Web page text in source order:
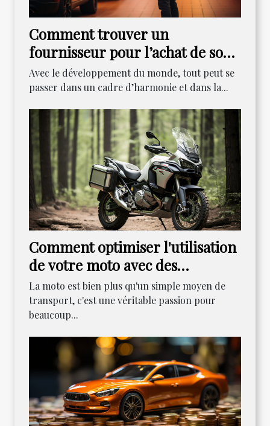
Comment trouver un
fournisseur pour l’achat de son
véhicule ?
Avec le développement du monde, tout peut se
passer dans un cadre d’harmonie et dans la...
Comment optimiser l'utilisation
de votre moto avec des
accessoires appropriés
La moto est bien plus qu'un simple moyen de
transport, c'est une véritable passion pour
beaucoup...